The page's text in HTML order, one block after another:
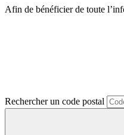
Afin de bénéficier de toute
Rechercher un code postal